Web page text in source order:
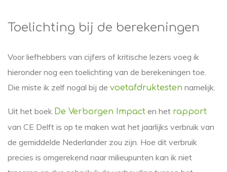
Toelichting bij de berekeningen
Voor liefhebbers van cijfers of kritische lezers voeg ik
hieronder nog een toelichting van de berekeningen toe.
Die miste ik zelf nogal bij de voetafdruktesten namelijk.
Uit het boek De Verborgen Impact en het rapport
van CE Delft is op te maken wat het jaarlijks verbruik van
de gemiddelde Nederlander zou zijn. Hoe dit verbruik
precies is omgerekend naar milieupunten kan ik niet